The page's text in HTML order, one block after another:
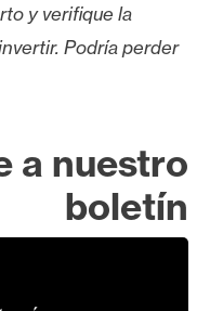
y verifique la
Podría perder
a nuestro
boletín